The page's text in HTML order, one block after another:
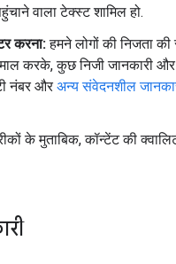
वाला टेक्स्ट शामिल हो.
करना:हमने लोगों की निजता की
करके, कुछ निजी जानकारी
नंबर और अन्य संवेदनशील
के मुताबिक, कॉन्टेंट की